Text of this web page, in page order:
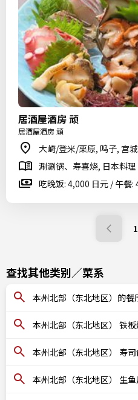
居酒屋酒房 顽
居酒屋酒房 頑
大崎/登米/栗原, 鸣子, 宫
涮涮锅、寿喜烧, 日本料
吃晚饭: 4,000 日元 / 午餐:
1
查找其他类别／菜系
本州北部（东北地区）的餐
本州北部（东北地区） 铁
本州北部（东北地区） 寿
本州北部（东北地区） 生